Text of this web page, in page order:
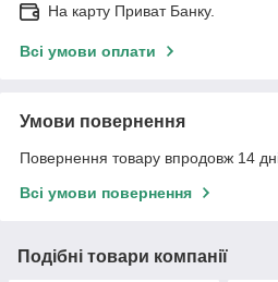
На карту Приват Банку.
Всі умови оплати
Умови повернення
Повернення товару впродовж 14
Всі умови повернення
Подібні товари компанії